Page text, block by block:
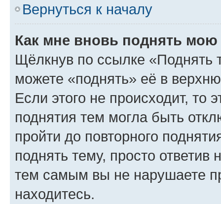
Вернуться к началу
Как мне вновь поднять мою
Щёлкнув по ссылке «Поднять
можете «поднять» её в
Если этого не происходит, то
поднятия тем могла быть
пройти до повторного
поднять тему, просто ответив
тем самым вы не нарушаете
находитесь.